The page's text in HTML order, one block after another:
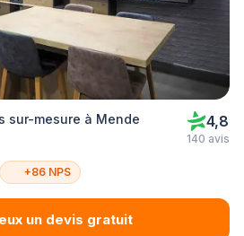
sur-mesure à Mende 4,8
140 avis
+86 NPS
un devis gratuit